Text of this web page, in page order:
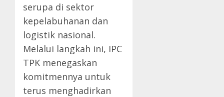
serupa di sektor
kepelabuhanan dan
logistik nasional.
Melalui langkah ini, IPC
TPK menegaskan
komitmennya untuk
terus menghadirkan